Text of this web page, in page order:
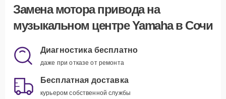
Замена мотора приводана
музыкальном центре Yamaha в Сочи
Диагностика бесплатно
даже при отказе от ремонта
Бесплатная доставка
курьером собственной службы